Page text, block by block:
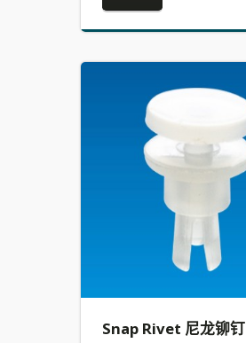
Snap Rivet 尼龙铆钉